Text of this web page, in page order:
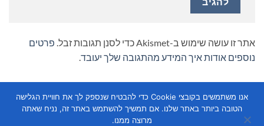
אתר זו עושה שימוש ב-Akismet כדי לסנן תגובות זבל.
פרטים
נוספים אודות איך המידע מהתגובה שלך יעובד
אנו משתמשים בקובצי Cookie כדי להבטיח שנספק לך את חוויית הגלישה
הטובה ביותר באתר שלנו. אם תמשיך להשתמש באתר זה, נניח שאתה
מרוצה ממנו.